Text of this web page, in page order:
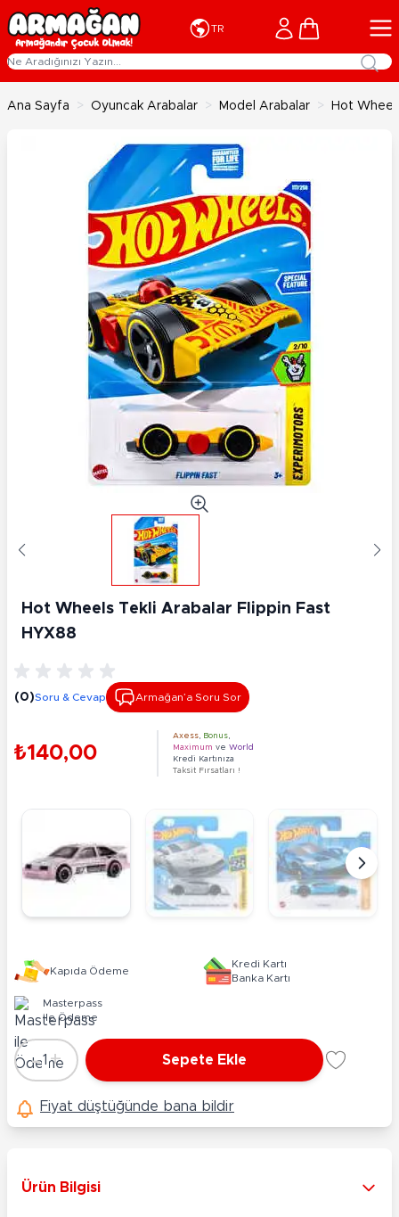
İçeriğe geç
TR Cart
Ana Sayfa > Oyuncak Arabalar > Model Arabalar > Hot
Hot Wheels Tekli Arabalar Flippin Fast
HYX88
(0)Soru & Cevap Armağan’a Soru Sor
₺140,00
Axess Bonus
Maximum ve World
Kredi Kartınıza
Taksit Fırsatları !
Kapıda Ödeme
Kredi Kartı
Banka Kartı
Masterpass
ile Ödeme
Adet
-1 + Sepete Ekle
Fiyat düştüğünde bana bildir
Ürün Bilgisi